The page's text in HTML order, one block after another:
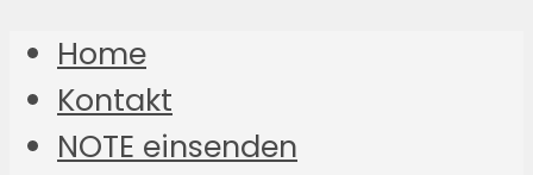
Home
Kontakt
NOTE einsenden